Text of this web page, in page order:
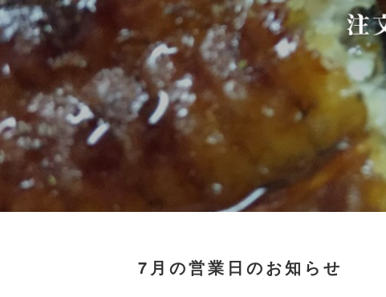
7月の営業日のお知らせ